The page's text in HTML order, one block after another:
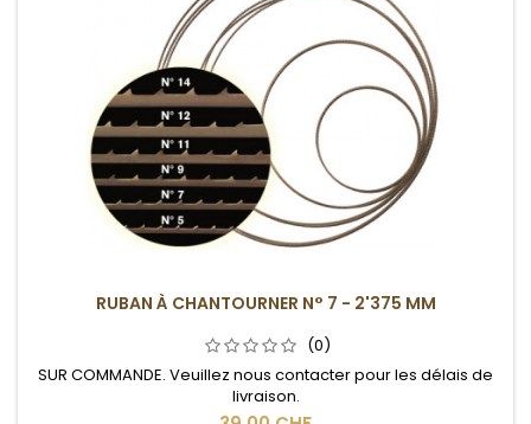
RUBAN À CHANTOURNER N° 7 - 2'375 MM
(0)
SUR COMMANDE. Veuillez nous contacter pour les délais de
livraison.